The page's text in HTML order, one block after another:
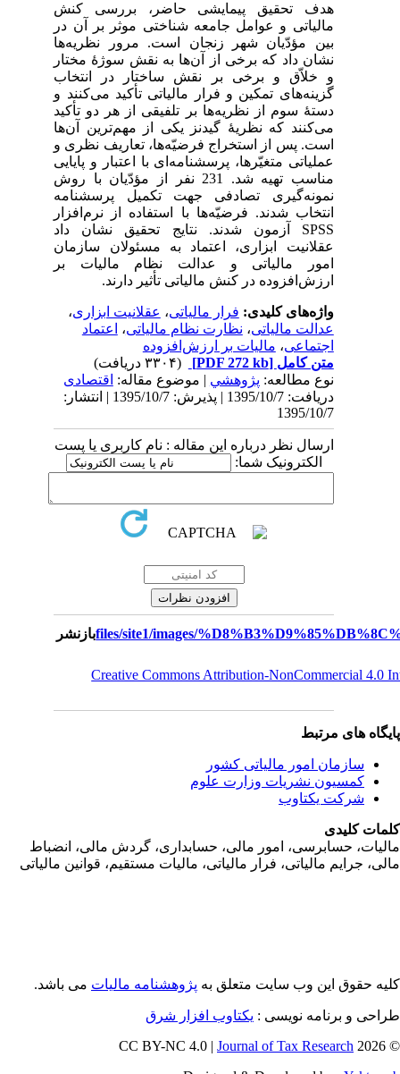
هدف تحقیق پیمایشی حاضر، بررسی کنش
مالیاتی و عوامل جامعه‌ شناختی موثر بر آن در
بین مؤدّیان شهر زنجان است. مرور نظریه‌ها
نشان داد که برخی از آن‌ها به نقش سوژۀ مختار
و خلاّق و برخی بر نقش ساختار در انتخاب
گزینه‌های تمکین و فرار مالیاتی تأکید می‌کنند و
دستۀ سوم از نظریه‌ها بر تلفیقی از هر دو تأکید
می‌کنند که نظریۀ گیدنز یکی از مهم‌ترین آن‌ها
است. پس از استخراج فرضیّه‌ها، تعاریف نظری و
عملیاتی متغیّرها، پرسشنامه‌ای با اعتبار و پایایی
مناسب تهیه شد. 231 نفر از مؤدّیان با روش
نمونه‌گیری تصادفی جهت تکمیل پرسشنامه
انتخاب شدند. فرضیّه‌ها با استفاده از نرم‌افزار
SPSSآزمون شدند. نتایج تحقیق نشان داد
عقلانیت ابزاری، اعتماد به مسئولان سازمان
امور مالیاتی و عدالت نظام مالیات بر
ارزش‌افزوده در کنش مالیاتی تأثیر دارند.
واژه‌های کلیدی:فرار مالیاتی،عقلانیت ابزاری،
عدالت مالیاتی،نظارت نظام مالیاتی،اعتماد
اجتماعی،مالیات بر ارزش‌افزوده
متن کامل[PDF 272 kb]
نوع مطالعه:پژوهشي| موضوع مقاله:اقتصادی
دریافت: 1395/10/7 | پذیرش: 1395/10/7 | انتشار:
1395/10/7
ارسال نظر درباره این مقاله : نام کاربری یا پست
الکترونیک شما:
بازنشر
Creative Commons Attribution-NonCommercial 4.0
های مرتبط
سازمان امور مالياتی کشور
کمسیون نشریات وزارت علوم
شرکت یکتاوب
کلیدی
حسابرسی، امور مالی، حسابداری، گردش مالی، انضباط
جرايم مالياتی، فرار مالياتی، ماليات مستقيم، قوانين مالياتی
حقوق این وب سایت متعلق بهپژوهشنامه مالیاتمی باشد.
و برنامه نویسی : یکتاوب افزار شرق
©
Journal of Tax Research